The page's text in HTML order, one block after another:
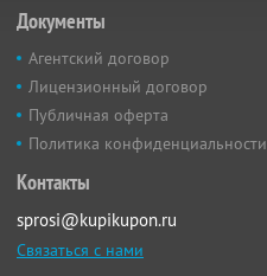
Документы
Агентский договор
Лицензионный договор
Публичная оферта
Политика конфиденциальности
Контакты
sprosi@kupikupon.ru
Связаться с нами